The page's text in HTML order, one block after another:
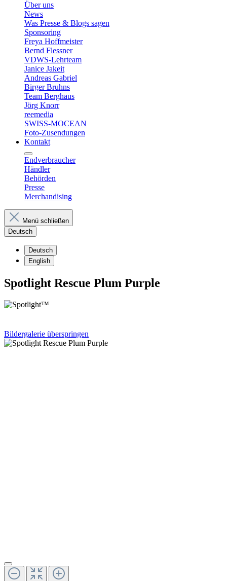
Über uns
News
Was Presse & Blogs sagen
Sponsoring
Freya Hoffmeister
Bernd Flessner
VDWS-Lehrteam
Janice Jakeit
Andreas Gabriel
Birger Bruhns
Team Berghaus
Jörg Knorr
reemedia
SWISS-MOCEAN
Foto-Zusendungen
Kontakt
Endverbraucher
Händler
Behörden
Presse
Merchandising
Menü schließen
Deutsch
Deutsch
English
Spotlight Rescue Plum Purple
Bildergalerie überspringen